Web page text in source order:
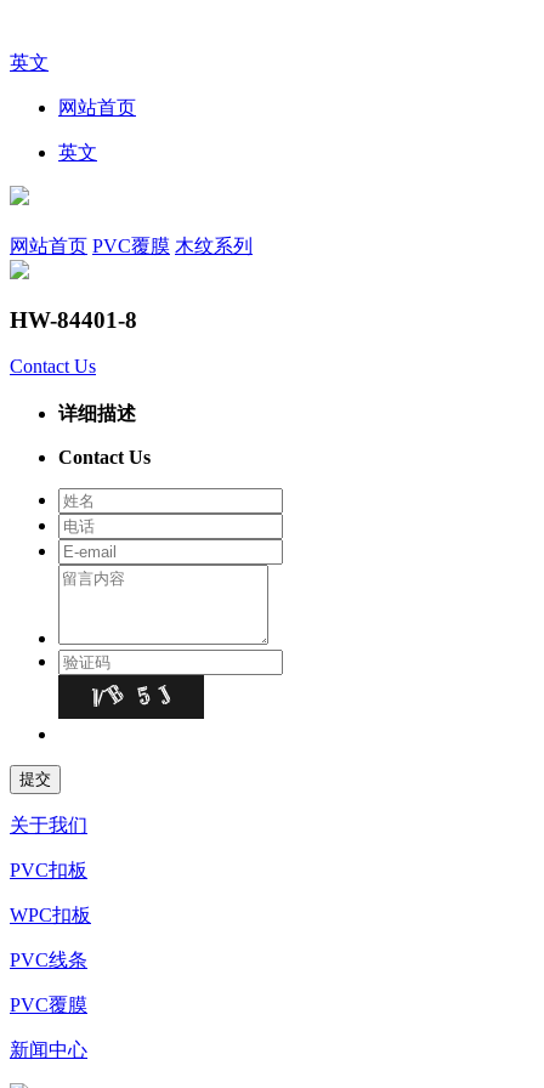
英文
网站首页
英文
网站首页 PVC覆膜 木纹系列
HW-84401-8
Contact Us
详细描述
Contact Us
关于我们
PVC扣板
WPC扣板
PVC线条
PVC覆膜
新闻中心